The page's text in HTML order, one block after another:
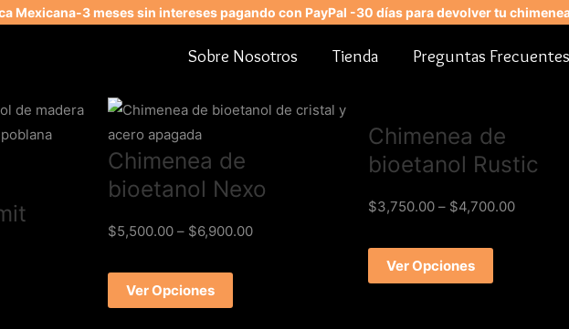
Mexicana-3 meses sin intereses pagando con PayPal -30 días para devolver tu
Sobre Nosotros Tienda Preguntas Frecuentes
Chimenea de
bioetanol Nexo
$5,500.00 – $6,900.00
Ver Opciones
Chimenea de
bioetanol Rustic
$3,750.00 – $4,700.00
Ver Opciones